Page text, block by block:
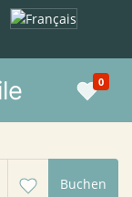
0
Buchen